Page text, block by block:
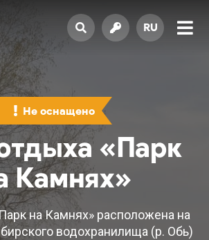
RU
Не оснащено
«Парк
Камнях»
на Камнях» расположена на
водохранилища (р. Обь)